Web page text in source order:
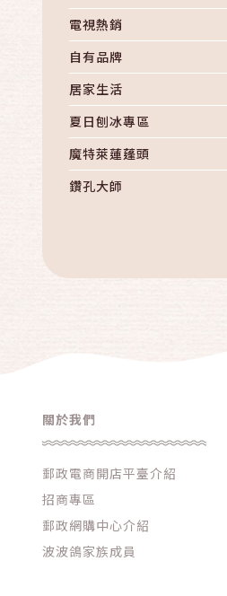
電視熱銷
自有品牌
居家生活
夏日刨冰專區
魔特萊蓮蓬頭
鑽孔大師
健身按摩
免運專區
品牌總攬
中秋特價活動
母親節專區
關於我們
郵政電商開店平臺介紹
招商專區
郵政網購中心介紹
波波鴿家族成員